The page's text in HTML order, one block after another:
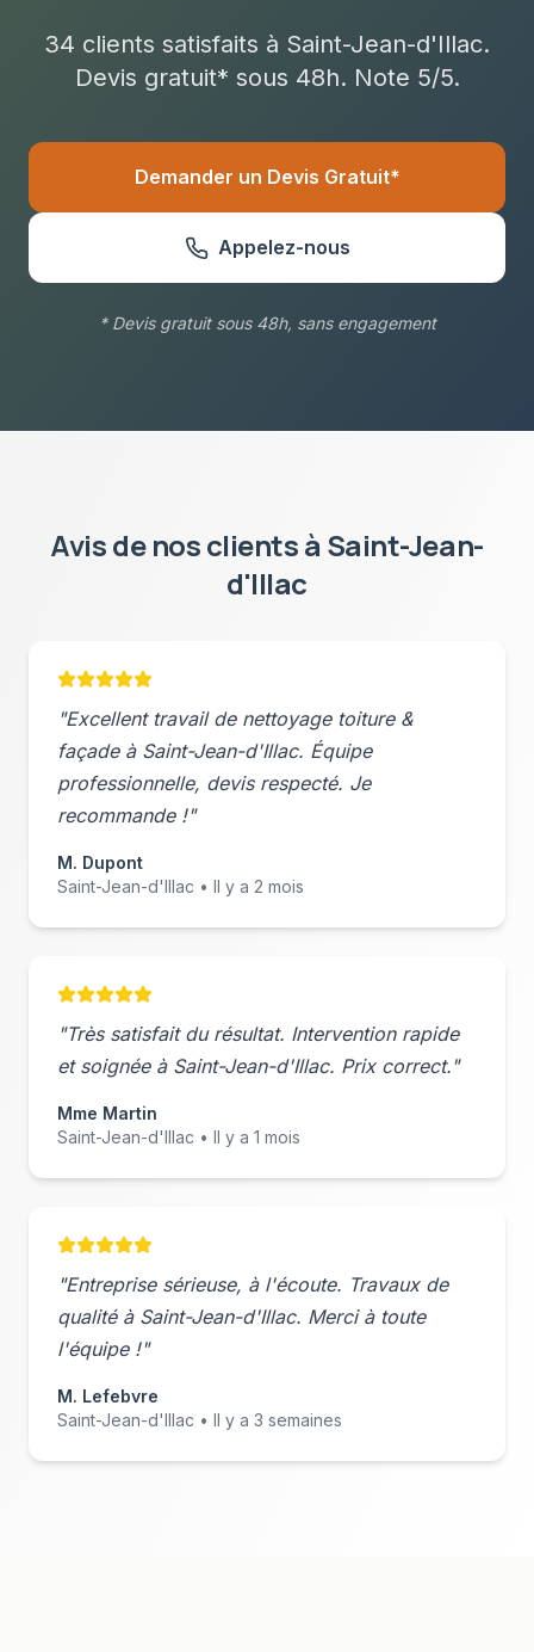
34 clients satisfaits à Saint-Jean-d'Illac.
Devis gratuit* sous 48h. Note 5/5.
Demander un Devis Gratuit*
Appelez-nous
* Devis gratuit sous 48h, sans engagement
Avis de nos clients à Saint-Jean-
d'Illac
"Excellent travail de nettoyage toiture &
façadeà Saint-Jean-d'Illac. Équipe
professionnelle, devis respecté. Je
recommande !"
M. Dupont
Saint-Jean-d'Illac • Il y a 2 mois
"Très satisfait du résultat. Intervention rapide
et soignée à Saint-Jean-d'Illac. Prix correct."
Mme Martin
Saint-Jean-d'Illac • Il y a 1 mois
"Entreprise sérieuse, à l'écoute. Travaux de
qualité à Saint-Jean-d'Illac. Merci à toute
l'équipe !"
M. Lefebvre
Saint-Jean-d'Illac • Il y a 3 semaines